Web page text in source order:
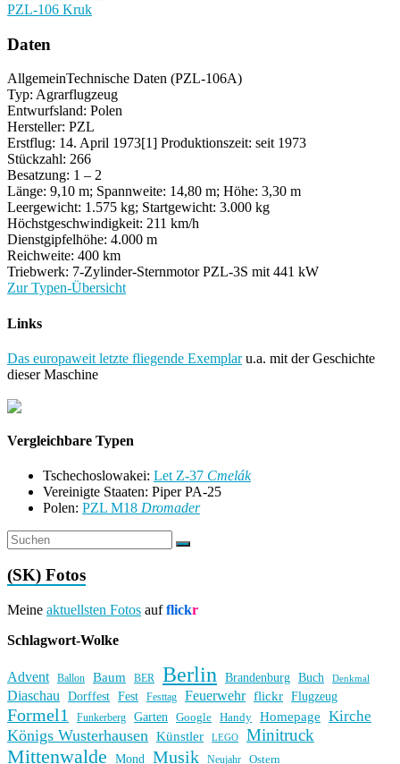
PZL-106 Kruk
Daten
AllgemeinTechnische Daten (PZL-106A)
Typ: Agrarflugzeug
Entwurfsland: Polen
Hersteller: PZL
Erstflug: 14. April 1973[1] Produktionszeit: seit 1973
Stückzahl: 266
Besatzung: 1 – 2
Länge: 9,10 m; Spannweite: 14,80 m; Höhe: 3,30 m
Leergewicht: 1.575 kg; Startgewicht: 3.000 kg
Höchstgeschwindigkeit: 211 km/h
Dienstgipfelhöhe: 4.000 m
Reichweite: 400 km
Triebwerk: 7-Zylinder-Sternmotor PZL-3S mit 441 kW
Zur Typen-Übersicht
Links
Das europaweit letzte fliegende Exemplaru.a. mit der Geschichte
dieser Maschine
Vergleichbare Typen
Tschechoslowakei: Let Z-37 Cmelák
Vereinigte Staaten: Piper PA-25
Polen: PZL M18 Dromader
(SK) Fotos
Meine aktuellsten Fotos aufflickr
Schlagwort-Wolke
Advent Ballon Baum BER Berlin Brandenburg Buch Denkmal
Diaschau Dorffest Fest Festtag Feuerwehr flickr Flugzeug
Formel1 Funkerberg Garten Google Handy Homepage Kirche
Königs Wusterhausen Künstler LEGO Minitruck
Mittenwalde Mond Musik Neujahr Ostern